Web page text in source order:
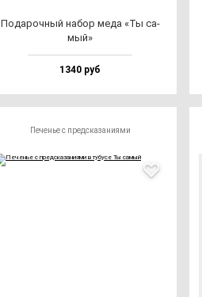
Пода­роч­ный на­бор ме­да «Ты са­
мый»
1340 руб
Печенье с предсказаниями